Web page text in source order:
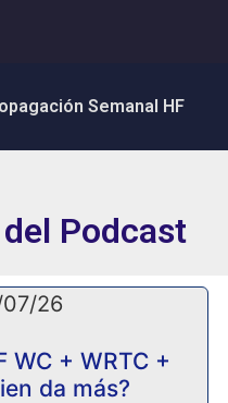
Semanal HF
Podcast
26
WC + WRTC +
da más?